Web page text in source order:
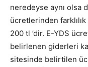
neredeyse aynı olsa
ücretlerinden
200 tl ’dir. E-YDS
belirlenen giderleri
sitesinde belirtilen